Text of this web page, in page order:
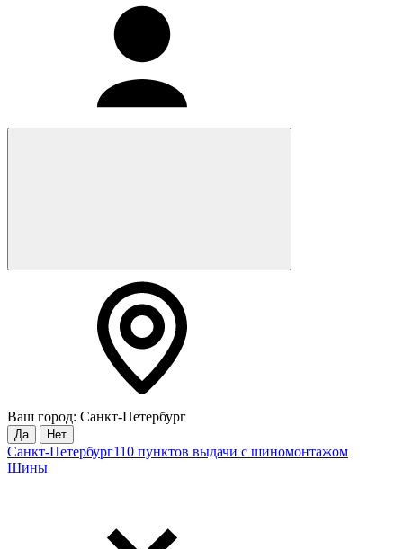
Ваш город: Санкт-Петербург
Да Нет
Санкт-Петербург110 пунктов выдачи с шиномонтажом
Шины